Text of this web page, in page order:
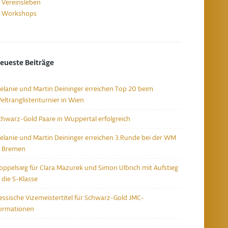
Vereinsleben
Workshops
Beiträge
und Martin Deininger erreichen Top 20 beim
in Wien
Gold Paare in Wuppertal erfolgreich
und Martin Deininger erreichen 3.Runde bei der WM
Bremen
für Clara Mazurek und Simon Ulbrich mit Aufstieg
die S-Klasse
Vizemeistertitel für Schwarz-Gold JMC-